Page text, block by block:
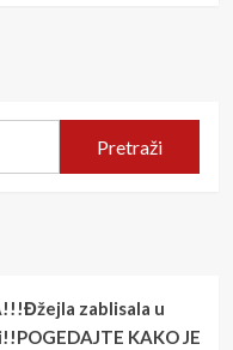
Pretraži
zablisala u
KAKO JE